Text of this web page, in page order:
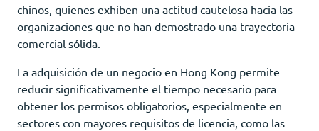
chinos, quienes exhiben una actitud cautelosa hacia las
organizaciones que no han demostrado una trayectoria
comercial sólida.
La adquisición de un negocio en Hong Kong permite
reducir significativamente el tiempo necesario para
obtener los permisos obligatorios, especialmente en
sectores con mayores requisitos de licencia, como las